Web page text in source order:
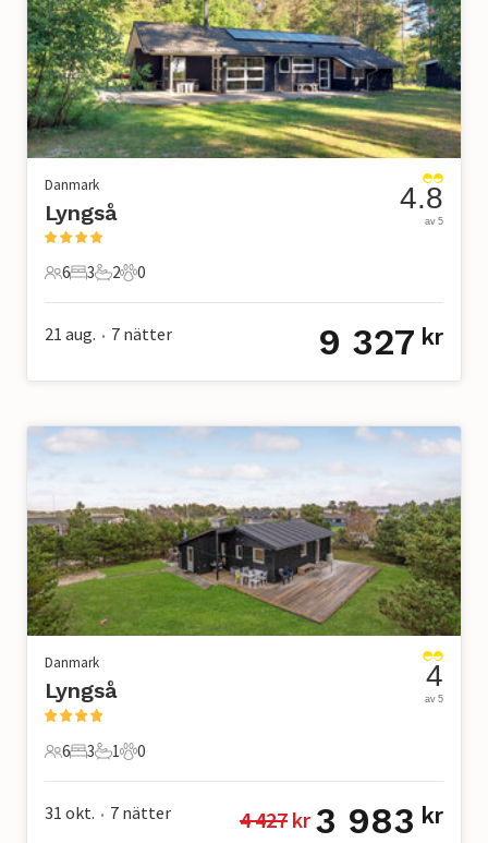
Danmark
Lyngså
6 Gäster
6
3 Sovrum
3
2 Badrum
2
0 Husdjur
0
4.8
av 5
21 aug. • 7 nätter 9 327 kr
Danmark
Lyngså
6 Gäster
6
3 Sovrum
3
1 Badrum
1
0 Husdjur
0
4
av 5
31 okt. • 7 nätter 4 427 kr 3 983 kr